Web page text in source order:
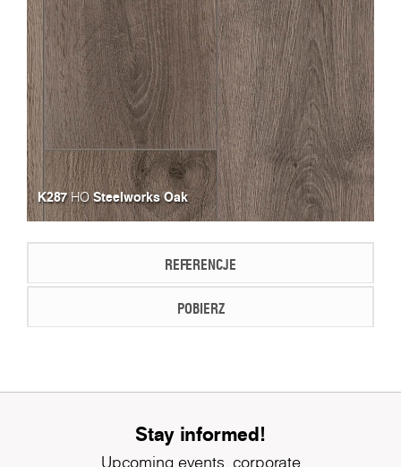
K287HOSteelworks Oak
REFERENCJE
POBIERZ
Stay informed!
Upcoming events, corporate